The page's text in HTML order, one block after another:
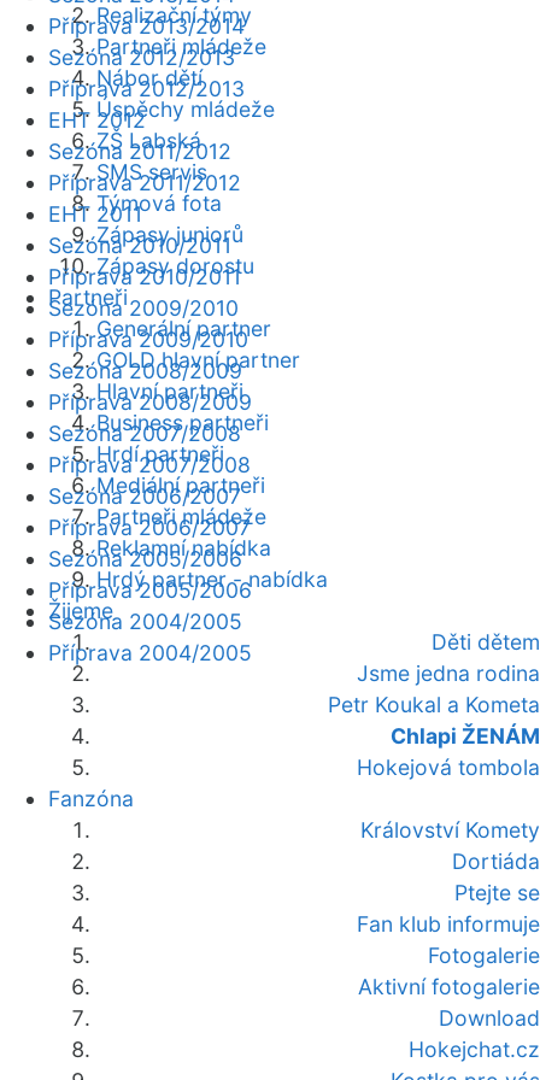
Realizační týmy
Partneři mládeže
Nábor dětí
Úspěchy mládeže
ZŠ Labská
SMS servis
Týmová fota
Zápasy juniorů
Zápasy dorostu
Partneři
Generální partner
GOLD hlavní partner
Hlavní partneři
Business partneři
Hrdí partneři
Mediální partneři
Partneři mládeže
Reklamní nabídka
Hrdý partner - nabídka
Žijeme
Děti dětem
Jsme jedna rodina
Petr Koukal a Kometa
Chlapi ŽENÁM
Hokejová tombola
Fanzóna
Království Komety
Dortiáda
Ptejte se
Fan klub informuje
Fotogalerie
Aktivní fotogalerie
Download
Hokejchat.cz
Příprava 2013/2014
Sezóna 2012/2013
Příprava 2012/2013
EHT 2012
Sezóna 2011/2012
Příprava 2011/2012
EHT 2011
Sezóna 2010/2011
Příprava 2010/2011
Sezóna 2009/2010
Příprava 2009/2010
Sezóna 2008/2009
Příprava 2008/2009
Sezóna 2007/2008
Příprava 2007/2008
Sezóna 2006/2007
Příprava 2006/2007
Sezóna 2005/2006
Příprava 2005/2006
Sezóna 2004/2005
Příprava 2004/2005